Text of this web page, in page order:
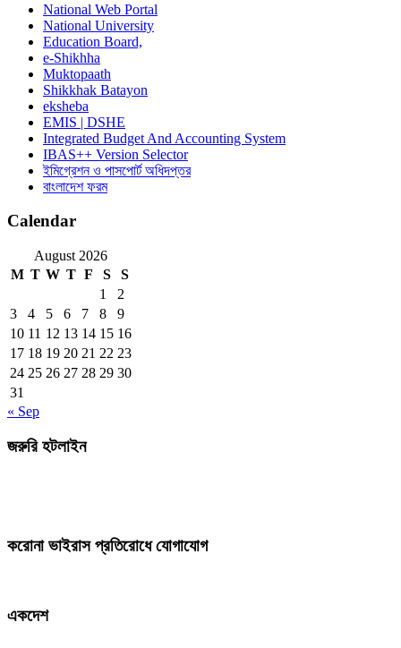
National Web Portal
National University
Education Board,
e-Shikhha
Muktopaath
Shikkhak Batayon
eksheba
EMIS | DSHE
Integrated Budget And Accounting System
IBAS++ Version Selector
ইমিগ্রেশন ও পাসপোর্ট অধিদপ্তর
বাংলাদেশ ফরম
Calendar
August 2026
M T W T F S
S
1
2
3
4 5 6 7 8
9
10 11 12 13 14 15 16
17 18 19 20 21 22 23
24 25 26 27 28 29 30
31
« Sep
জরুরি হটলাইন
করোনা ভাইরাস প্রতিরোধে যোগাযোগ
একদেশ